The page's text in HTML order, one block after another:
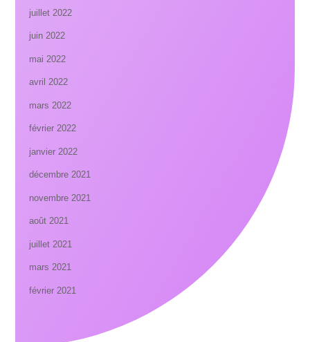
juillet 2022
juin 2022
mai 2022
avril 2022
mars 2022
février 2022
janvier 2022
décembre 2021
novembre 2021
août 2021
juillet 2021
mars 2021
février 2021